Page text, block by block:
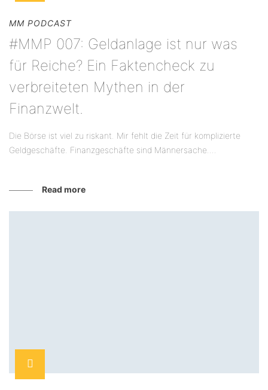
MM PODCAST
#MMP 007: Geldanlage ist nur was
für Reiche? Ein Faktencheck zu
verbreiteten Mythen in der
Finanzwelt.
Die Börse ist viel zu riskant. Mir fehlt die Zeit für komplizierte
Geldgeschäfte. Finanzgeschäfte sind Männersache....
Read more